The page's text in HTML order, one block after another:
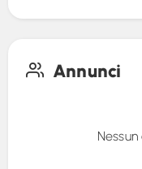
Annunci